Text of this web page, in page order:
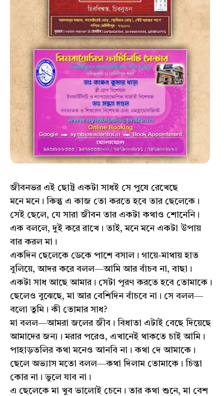
জীবনভর এই ছোট্ট একটা সাধই সে পুষে রেখেছে
মনে মনে। কিন্তু এ কাজ তো করতে হবে তার ছেলেকে।
সেই ছেলে, যে সারা জীবন তার একটা কথাও শোনেনি।
এক বললে, দুই করে রাখে। তাই, মনে মনে একটা উপায়
বার করল মা।
একদিন ছেলেকে ডেকে পাশে বসাল। গায়ে-মাথায় হাত
বুলিয়ে, আদর করে বলল—আমি আর বাঁচব না, বাছা।
একটা সাধ আছে আমার। সেটা পূরণ করতে হবে তোমাকে।
ছেলেও বুঝেছে, মা আর বেশিদিন বাঁচবে না। সে বলল—
বলো তুমি। কী তোমার সাধ?
মা বলল—আমরা জলের জীব। বিধাতা এটাই বেছে দিয়েছে
আমাদের জন্য। মরার পরেও, এখানেই থাকতে চাই আমি।
পাহাড়তলির কথা মনেও আনবি না। কথা দে আমাকে।
ছেলে অভ্যাস মতো বলল—কথা দিলাম তোমাকে। চিন্তা
কোর না। ভুলে যাব না।
এ ছেলেকে মা খুব ভালোই চেনে। তার কথা শুনে, মা বেশ